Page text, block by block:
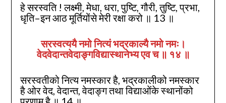
हे सरस्वति ! लक्ष्मी, मेधा, धरा, पुष्टि, गौरी, तुष्टि, प्रभा,
धृति–इन आठ मूर्तियोंसे मेरी रक्षा करो ॥ 13 ॥
सरस्वत्ययै नमो नित्यं भद्रकाल्यै नमो नमः।
वेदवेदान्तवेदाङ्गविद्यास्थानेभ्य एव च ॥ १४ ॥
सरस्वतीको नित्य नमस्कार है, भद्रकालीको नमस्कार
है ओर वेद, वेदान्त, वेदाङ्ग तथा विद्याओंके स्थानोंको